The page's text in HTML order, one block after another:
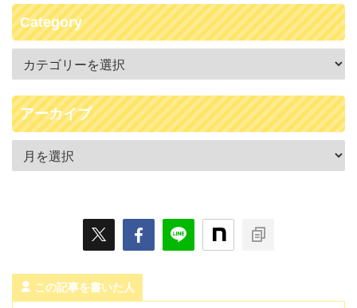
Category
アーカイブ
この記事を書いた人